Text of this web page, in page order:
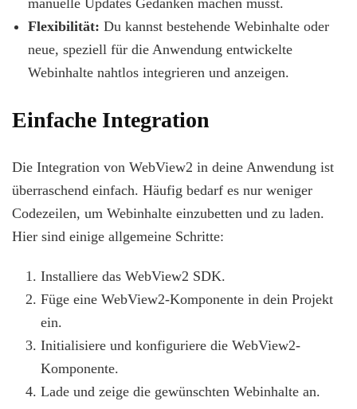
Flexibilität: Du kannst bestehende Webinhalte oder
neue, speziell für die Anwendung entwickelte
Webinhalte nahtlos integrieren und anzeigen.
Einfache Integration
Die Integration von WebView2 in deine Anwendung ist
überraschend einfach. Häufig bedarf es nur weniger
Codezeilen, um Webinhalte einzubetten und zu laden.
Hier sind einige allgemeine Schritte:
Installiere das WebView2 SDK.
Füge eine WebView2-Komponente in dein Projekt
ein.
Initialisiere und konfiguriere die WebView2-
Komponente.
Lade und zeige die gewünschten Webinhalte an.